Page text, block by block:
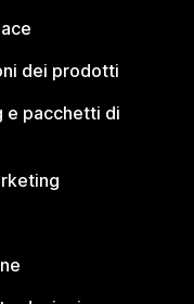
dei prodotti
e pacchetti di